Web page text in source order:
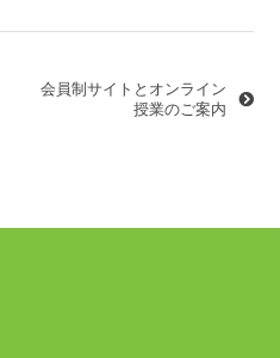
会員制サイトとオンライン
授業のご案内